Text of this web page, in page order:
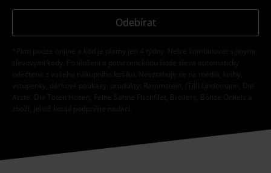
Odebírat
*Platí pouze online a kód je platný jen 4 týdny. Nelze kombinovat s jinými
slevovými kódy. Po vložení a potvrzení kódu bude sleva automaticky
odečtena z vašeho nákupního košíku. Nevztahuje se na média, knihy,
vstupenky, dárkové poukazy, produkty: Rammstein, (Till) Lindemann, Die
Ärzte, Die Toten Hosen, Feine Sahne Fischfilet, Broilers, Böhse Onkelz a
zboží, jehož koupí podpoříte nadaci.